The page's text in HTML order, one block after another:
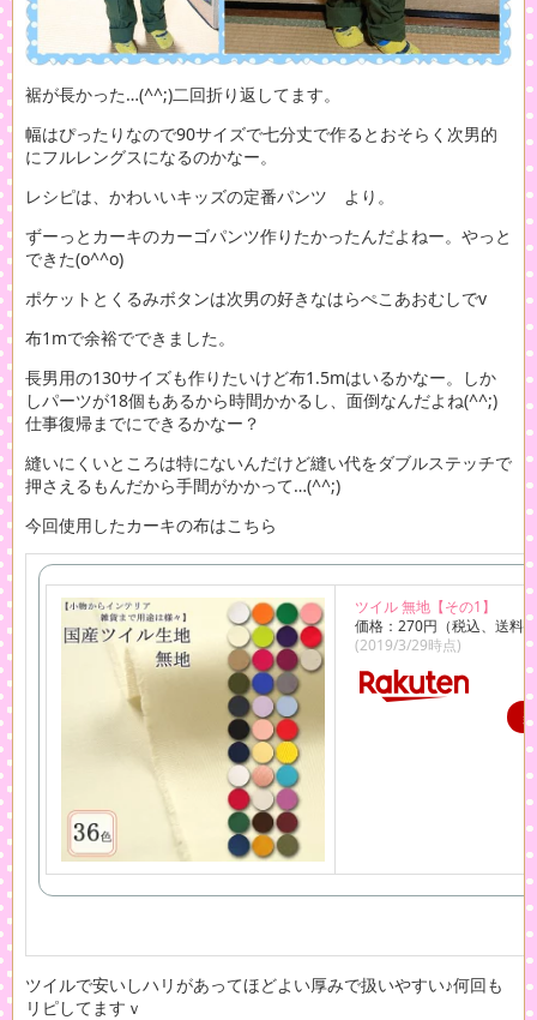
裾が長かった…(^^;)二回折り返してます。
幅はぴったりなので90サイズで七分丈で作るとおそらく次男的
にフルレングスになるのかなー。
レシピは、かわいいキッズの定番パンツ より。
ずーっとカーキのカーゴパンツ作りたかったんだよねー。やっと
できた(o^^o)
ポケットとくるみボタンは次男の好きなはらぺこあおむしでv
布1mで余裕でできました。
長男用の130サイズも作りたいけど布1.5mはいるかなー。しか
しパーツが18個もあるから時間かかるし、面倒なんだよね(^^;)
仕事復帰までにできるかなー？
縫いにくいところは特にないんだけど縫い代をダブルステッチで
押さえるもんだから手間がかかって…(^^;)
今回使用したカーキの布はこちら
ツイル 無地【その1】
価格：270円（税込、送料
(2019/3/29時点)
ツイルで安いしハリがあってほどよい厚みで扱いやすい♪何回も
リピしてますｖ